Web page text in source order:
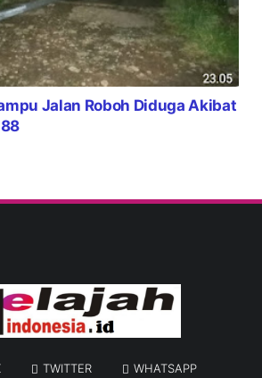
Jalan Roboh Diduga Akibat
TWITTER
WHATSAPP